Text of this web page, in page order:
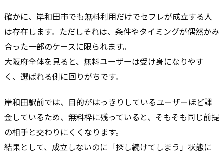
確かに、岸和田市でも無料利用だけでセフレが成立する人
は存在します。ただしそれは、条件やタイミングが偶然かみ
合った一部のケースに限られます。
大阪府全体を見ると、無料ユーザーは受け身になりやす
く、選ばれる側に回りがちです。
岸和田駅前では、目的がはっきりしているユーザーほど課
金しているため、無料枠に残っていると、そもそも同じ前提
の相手と交わりにくくなります。
結果として、成立しないのに「探し続けてしまう」状態に